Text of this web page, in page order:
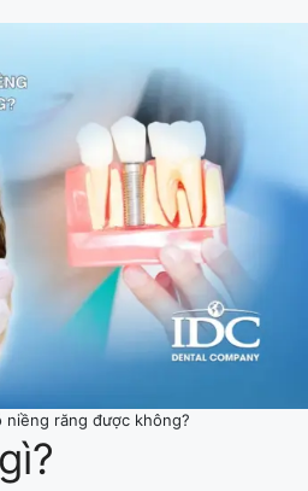
niềng răng được không?